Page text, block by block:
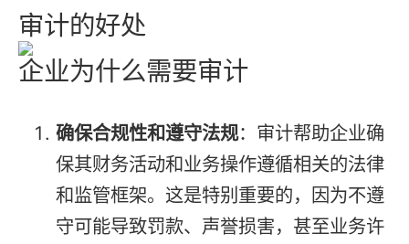
审计的好处
企业为什么需要审计
确保合规性和遵守法规：审计帮助企业确
保其财务活动和业务操作遵循相关的法律
和监管框架。这是特别重要的，因为不遵
守可能导致罚款、声誉损害，甚至业务许